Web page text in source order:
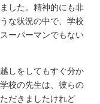
した。精神的にも非
な状況の中で、学校
ーパーマンでもない
しをしてもすぐ分か
校の先生は、彼らの
だきましたけれど